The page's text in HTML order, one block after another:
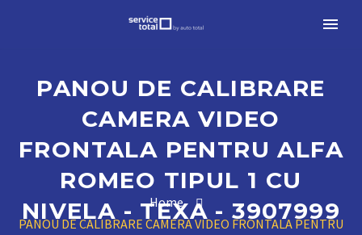
PANOU DE CALIBRARE
CAMERA VIDEO
FRONTALA PENTRU ALFA
ROMEO TIPUL 1 CU
NIVELA - TEXA - 3907999
Home
PANOU DE CALIBRARE CAMERA VIDEO FRONTALA PENTRU